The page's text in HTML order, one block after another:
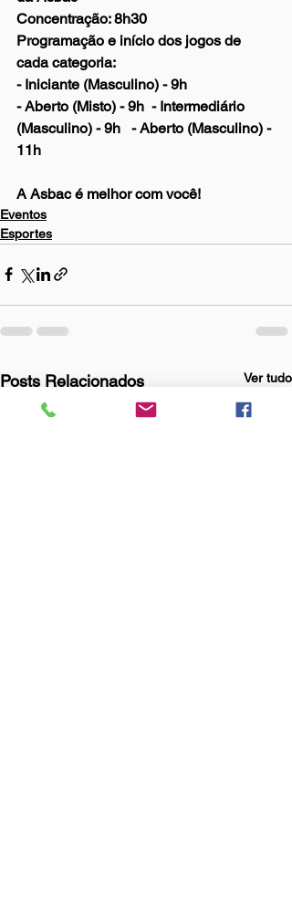
Concentração: 8h30
Programação e início dos jogos de
cada categoria:
- Iniciante (Masculino) - 9h
- Aberto (Misto) - 9h  - Intermediário
(Masculino) - 9h   - Aberto (Masculino) -
11h
A Asbac é melhor com você!
Eventos
Esportes
Posts Relacionados Ver tudo